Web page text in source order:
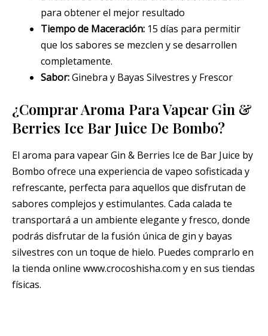
para obtener el mejor resultado
Tiempo de Maceración: 15 días para permitir
que los sabores se mezclen y se desarrollen
completamente.
Sabor:Ginebra y Bayas Silvestres y Frescor
¿Comprar Aroma Para Vapear Gin &
Berries Ice Bar Juice De Bombo?
El aroma para vapear Gin & Berries Ice de Bar Juice by
Bombo ofrece una experiencia de vapeo sofisticada y
refrescante, perfecta para aquellos que disfrutan de
sabores complejos y estimulantes. Cada calada te
transportará a un ambiente elegante y fresco, donde
podrás disfrutar de la fusión única de gin y bayas
silvestres con un toque de hielo. Puedes comprarlo en
la tienda online www.crocoshisha.com y en sus tiendas
físicas.